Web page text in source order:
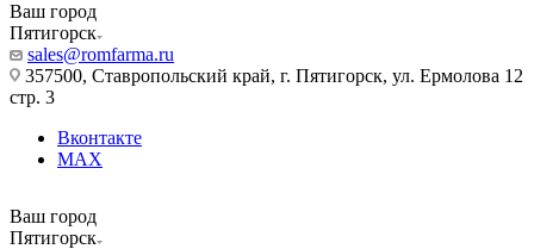
Ваш город
Пятигорск
sales@romfarma.ru
357500, Ставропольский край, г. Пятигорск, ул. Ермолова 12
стр. 3
Вконтакте
MAX
Ваш город
Пятигорск